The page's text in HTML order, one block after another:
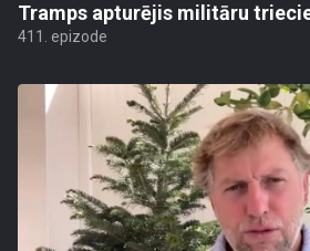
Tramps apturējis militāru
411. epizode